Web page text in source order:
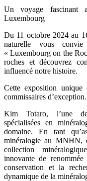
Un voyage fascinant
Luxembourg
Du 11 octobre 2024 au
naturelle vous
« Luxembourg on the
roches et découvrez
influencé notre histoire.
Cette exposition
commissaires d’exception.
Kim Totaro, l’une
spécialisées en
domaine. En tant
minéralogie au MNHN,
collection
innovante de
conservation et la
dynamique de la